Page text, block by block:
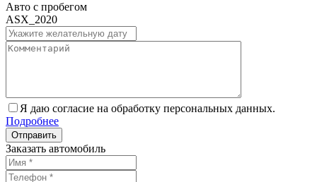
Авто с пробегом
ASX_2020
Я даю согласие на обработку персональных данных.
Подробнее
Заказать автомобиль